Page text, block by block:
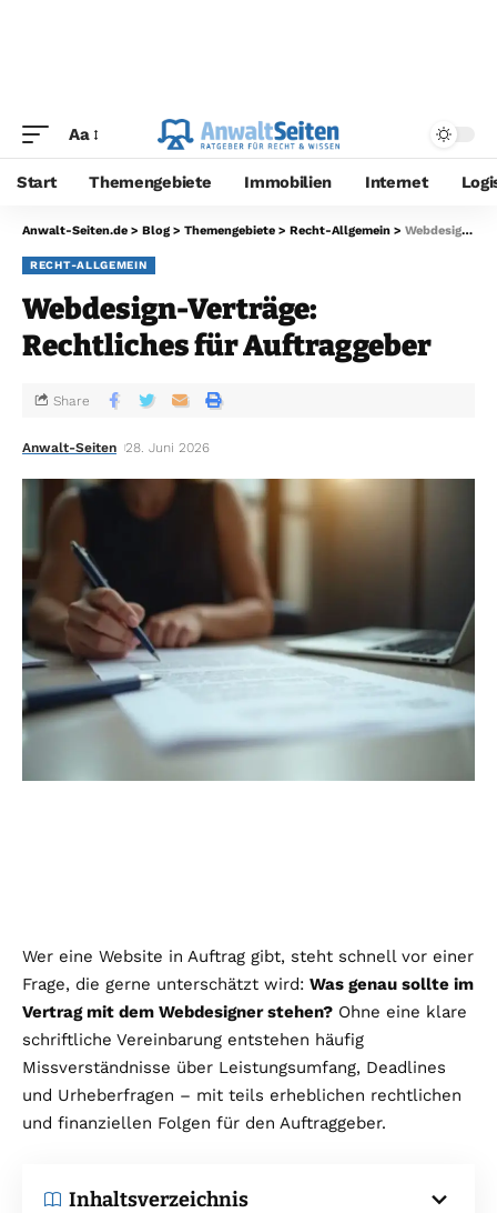
Aa
Start Themengebiete Immobilien Internet
Anwalt-Seiten.de > Blog > Themengebiete > Recht-Allgemein > Webdesign-Verträge: Rechtliches für Auftraggeber
RECHT-ALLGEMEIN
Webdesign-Verträge:
Rechtliches für Auftraggeber
Anwalt-Seiten 28. Juni 2026
Share
Wer eine Website in Auftrag gibt, steht schnell vor einer
Frage, die gerne unterschätzt wird: Was genau sollte im
Vertrag mit dem Webdesigner stehen? Ohne eine klare
schriftliche Vereinbarung entstehen häufig
Missverständnisse über Leistungsumfang, Deadlines
und Urheberfragen – mit teils erheblichen rechtlichen
und finanziellen Folgen für den Auftraggeber.
Inhaltsverzeichnis